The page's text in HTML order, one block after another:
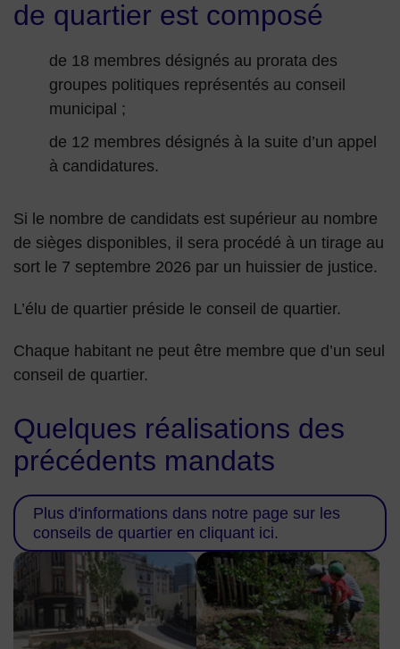
de quartier est composé
de 18 membres désignés au prorata des
groupes politiques représentés au conseil
municipal ;
de 12 membres désignés à la suite d’un appel
à candidatures.
Si le nombre de candidats est supérieur au nombre
de sièges disponibles, il sera procédé à un tirage au
sort le 7 septembre 2026 par un huissier de justice.
L’élu de quartier préside le conseil de quartier.
Chaque habitant ne peut être membre que d’un seul
conseil de quartier.
Quelques réalisations des
précédents mandats
Gambetta : réaménagement du carrefour de la rue du
Bécon : forêt nourricière Volta.
Plus d'informations dans notre page sur les
conseils de quartier en cliquant ici.